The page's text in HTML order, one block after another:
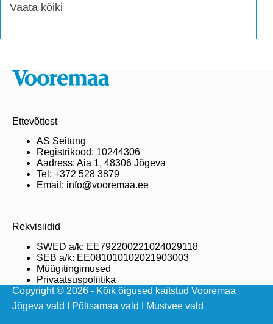
Vaata kõiki
Ettevõttest
AS Seitung
Registrikood: 10244306
Aadress: Aia 1, 48306 Jõgeva
Tel: +372 528 3879
Email: info@vooremaa.ee
Rekvisiidid
SWED a/k: EE792200221024029118
SEB a/k: EE081010102021903003
Müügitingimused
Privaatsuspoliitika
Copyright © 2026 - Kõik õigused kaitstud Vooremaa
Jõgeva vald
Põltsamaa vald Mustvee vald